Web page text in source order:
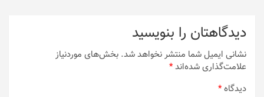
دیدگاهتان را بنویسید
نشانی ایمیل شما منتشر نخواهد شد. بخش‌های موردنیاز
علامت‌گذاری شده‌اند*
دیدگاه*